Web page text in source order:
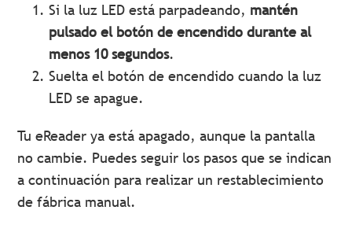
Si la luz LED está parpadeando, mantén
pulsado el botón de encendido durante al
menos 10 segundos.
Suelta el botón de encendido cuando la luz
LED se apague.
Tu eReader ya está apagado, aunque la pantalla
no cambie. Puedes seguir los pasos que se indican
a continuación para realizar un restablecimiento
de fábrica manual.